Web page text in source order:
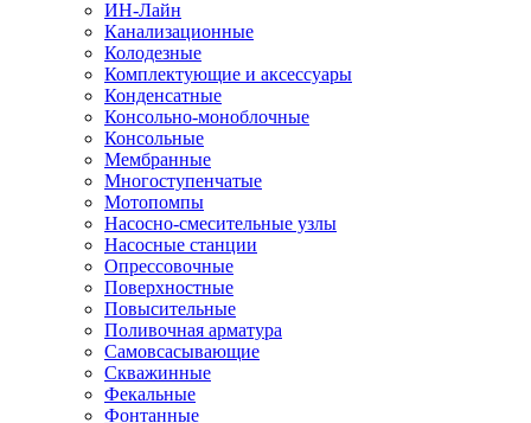
ИН-Лайн
Канализационные
Колодезные
Комплектующие и аксессуары
Конденсатные
Консольно-моноблочные
Консольные
Мембранные
Многоступенчатые
Мотопомпы
Насосно-смесительные узлы
Насосные станции
Опрессовочные
Поверхностные
Повысительные
Поливочная арматура
Самовсасывающие
Скважинные
Фекальные
Фонтанные